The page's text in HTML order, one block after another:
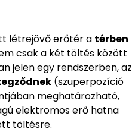
létrejövő erőtér a térben
csak a két töltés között
jelen egy rendszerben, az
(szuperpozíció
meghatározható,
elektromos erő hatna
töltésre.